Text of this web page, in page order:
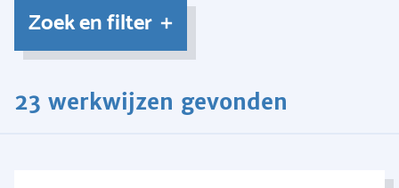
Zoek en filter
23 werkwijzen gevonden